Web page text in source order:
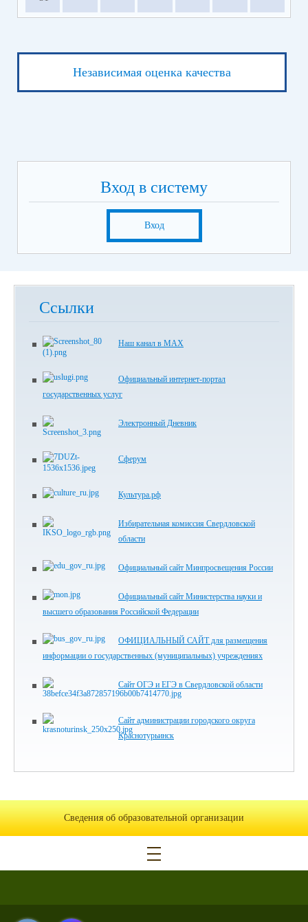
Независимая оценка качества
Вход в систему
Вход
Ссылки
Наш канал в МАХ
Официальный интернет-портал
государственных услуг
Электронный Дневник
Сферум
Культура.рф
Избирательная комиссия Свердловской
области
Официальный сайт Минпросвещения России
Официальный сайт Министерства науки и
высшего образования Российской Федерации
ОФИЦИАЛЬНЫЙ САЙТ для размещения
информации о государственных (муниципальных) учреждениях
Сайт ОГЭ и ЕГЭ в Свердловской области
Сайт администрации городского округа
Краснотурьинск
Сведения об образовательной организации